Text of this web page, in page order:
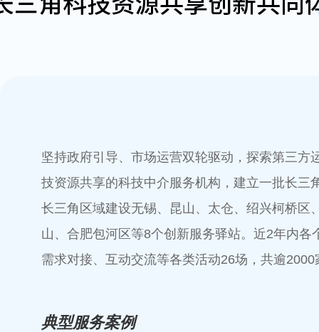
坚持政府引导、市场运营双轮驱动，探索第三方
技资源共享的科技中介服务机构，建立一批长三
长三角区域建设无锡、昆山、太仓、绍兴柯桥区
山、合肥包河区等8个创新服务驿站。近2年内各
需求对接、互动交流等各类活动26场，共逾2000
典型服务案例